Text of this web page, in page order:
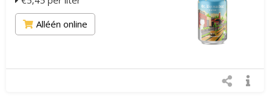
Alléén online